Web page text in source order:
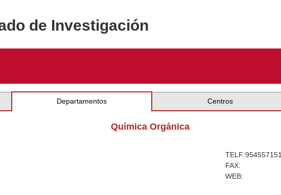
de Investigación
Departamentos Centros
Química Orgánica
TELF:954557151
FAX:
WEB: